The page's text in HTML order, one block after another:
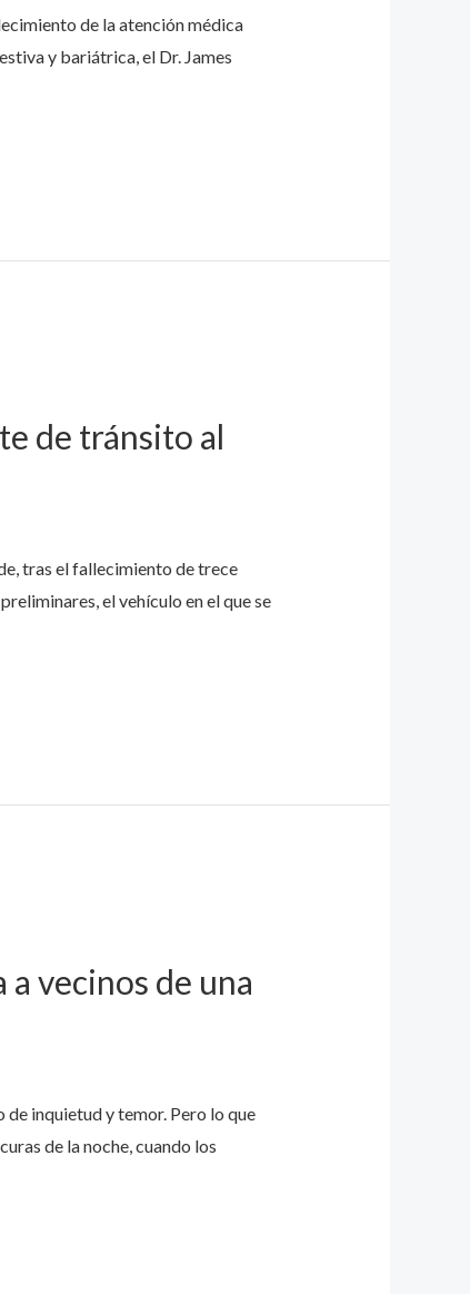
de la atención médica
y bariátrica, el Dr. James
de tránsito al
tras el fallecimiento de trece
el vehículo en el que se
vecinos de una
de inquietud y temor. Pero lo que
de la noche, cuando los